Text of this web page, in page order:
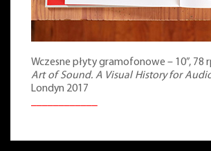
Wczesne płyty gramofonowe – 10”, 78
Art of Sound. A Visual History for
Londyn 2017